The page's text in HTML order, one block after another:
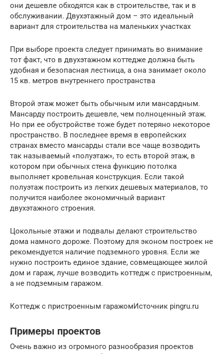
они дешевле обходятся как в строительстве, так и в
обслуживании. Двухэтажный дом – это идеальный
вариант для строительства на маленьких участках
При выборе проекта следует принимать во внимание
тот факт, что в двухэтажном коттедже должна быть
удобная и безопасная лестница, а она занимает около
15 кв. метров внутреннего пространства
Второй этаж может быть обычным или мансардным.
Мансарду построить дешевле, чем полноценный этаж.
Но при ее обустройстве тоже будет потеряно некоторое
пространство. В последнее время в европейских
странах вместо мансарды стали все чаще возводить
так называемый «полуэтаж», то есть второй этаж, в
котором при обычных стена функцию потолка
выполняет кровельная конструкция. Если такой
полуэтаж построить из легких дешевых материалов, то
получится наиболее экономичный вариант
двухэтажного строения.
Цокольные этажи и подвалы делают строительство
дома намного дороже. Поэтому для эконом построек не
рекомендуется наличие подземного уровня. Если же
нужно построить единое здание, совмещающее жилой
дом и гараж, лучше возводить коттедж с пристроенным,
а не подземным гаражом.
Коттедж с пристроенным гаражомИсточник pingru.ru
Примеры проектов
Очень важно из огромного разнообразия проектов